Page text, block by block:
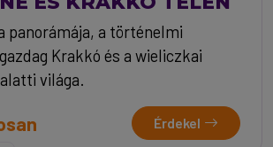
panorámája, a történelmi
Krakkó és a wieliczkai
világa.
Érdekel